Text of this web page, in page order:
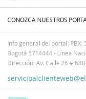
CONOZCA NUESTROS
Info general del portal: PBX:
Bogotá 5714444 - Línea
Dirección: Av. Calle 26 #